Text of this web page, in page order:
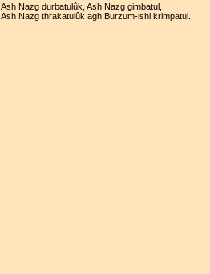
Ash Nazg durbatulûk, Ash Nazg gimbatul,
Ash Nazg thrakatulûk agh Burzum-ishi krimpatul.